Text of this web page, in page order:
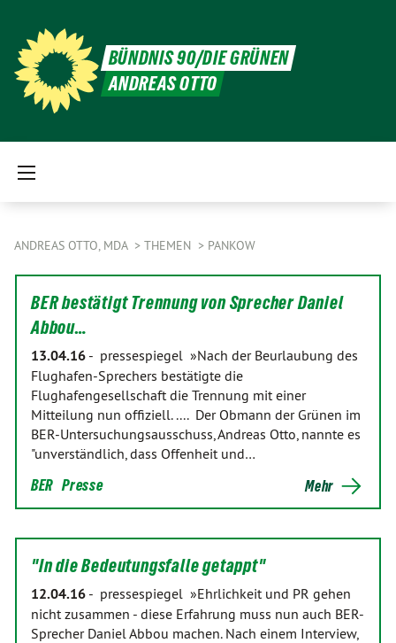
BÜNDNIS 90/DIE GRÜNEN
ANDREAS OTTO
ANDREAS OTTO, MDA THEMEN PANKOW
BER bestätigt Trennung von Sprecher Daniel
Abbou…
13.04.16 - pressespiegel »Nach der Beurlaubung des
Flughafen-Sprechers bestätigte die
Flughafengesellschaft die Trennung mit einer
Mitteilung nun offiziell. .... Der Obmann der Grünen im
BER-Untersuchungsausschuss, Andreas Otto, nannte es
"unverständlich, dass Offenheit und…
BER Presse Mehr
"In die Bedeutungsfalle getappt"
12.04.16 - pressespiegel »Ehrlichkeit und PR gehen
nicht zusammen - diese Erfahrung muss nun auch BER-
Sprecher Daniel Abbou machen. Nach einem Interview,